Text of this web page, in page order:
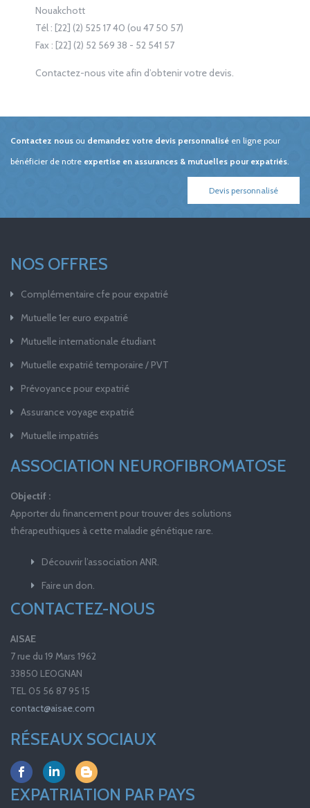
Nouakchott
Tél : [22] (2) 525 17 40 (ou 47 50 57)
Fax : [22] (2) 52 569 38 - 52 541 57
Contactez-nous vite afin d’obtenir votre devis.
Contactez nous ou demandez votre devis personnalisé en ligne pour
bénéficier de notre expertise en assurances & mutuelles pour expatriés
Devis personnalisé
NOS OFFRES
Complémentaire cfe pour expatrié
Mutuelle 1er euro expatrié
Mutuelle internationale étudiant
Mutuelle expatrié temporaire / PVT
Prévoyance pour expatrié
Assurance voyage expatrié
Mutuelle impatriés
ASSOCIATION NEUROFIBROMATOSE
Objectif :
Apporter du financement pour trouver des solutions
thérapeuthiques à cette maladie génétique rare.
Découvrir l’association ANR.
Faire un don.
CONTACTEZ-NOUS
AISAE
7 rue du 19 Mars 1962
33850 LEOGNAN
TEL 05 56 87 95 15
contact@aisae.com
RÉSEAUX SOCIAUX
EXPATRIATION PAR PAYS